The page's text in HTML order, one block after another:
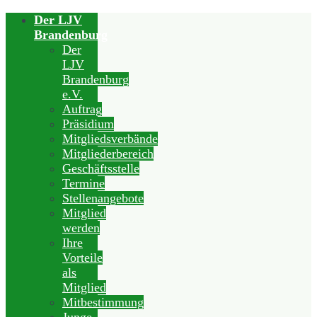
Der LJV
Brandenburg
Der
LJV
Brandenburg
e.V.
Auftrag
Präsidium
Mitgliedsverbände
Mitgliederbereich
Geschäftsstelle
Termine
Stellenangebote
Mitglied
werden
Ihre
Vorteile
als
Mitglied
Mitbestimmung